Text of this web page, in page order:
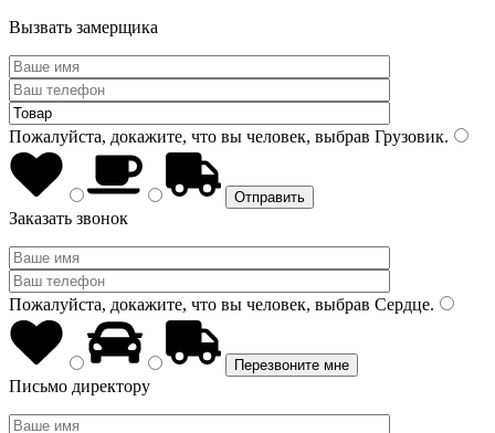
Вызвать замерщика
Пожалуйста, докажите, что вы человек, выбрав Грузовик.
Заказать звонок
Пожалуйста, докажите, что вы человек, выбрав Сердце.
Письмо директору